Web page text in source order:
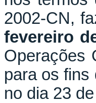
2002-CN,
fevereiro
Operações
para os fins
no dia 23